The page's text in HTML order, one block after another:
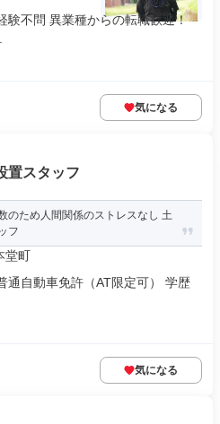
験不問 異業種からの転職歓迎！
気になる
置スタッフ
のため人間関係のストレスなし 土
フ
堂町
通自動車免許（AT限定可） 学歴
気になる